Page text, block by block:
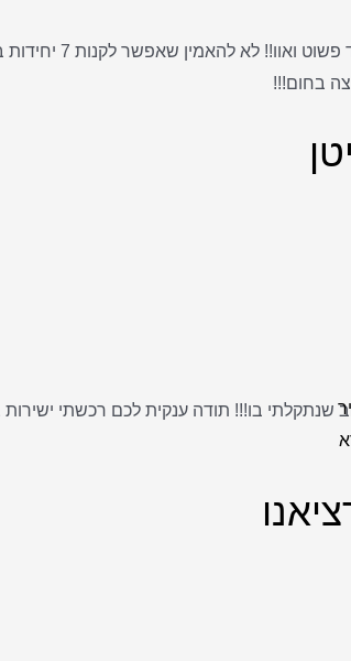
בחום!!!
שנתקלתי בו!!! תודה ענקית לכם רכשתי